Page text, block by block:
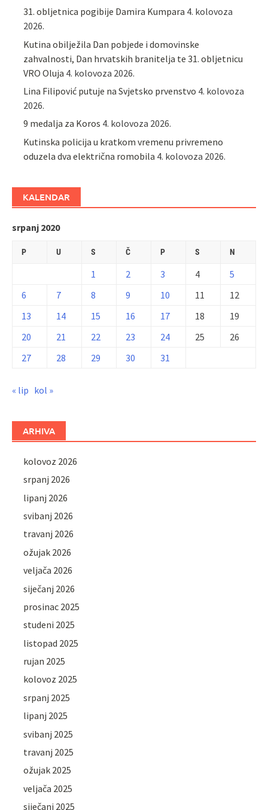
31. obljetnica pogibije Damira Kumpara 4. kolovoza
2026.
Kutina obilježila Dan pobjede i domovinske
zahvalnosti, Dan hrvatskih branitelja te 31. obljetnicu
VRO Oluja 4. kolovoza 2026.
Lina Filipović putuje na Svjetsko prvenstvo 4. kolovoza
2026.
9 medalja za Koros 4. kolovoza 2026.
Kutinska policija u kratkom vremenu privremeno
oduzela dva električna romobila 4. kolovoza 2026.
KALENDAR
srpanj 2020
P U S Č P S N
1 2 3 4
5
6
7 8 9 10 11
12
13
14 15 16 17 18
19
20
21 22 23 24 25
26
27
28 29 30 31
« lip kol »
ARHIVA
kolovoz 2026
srpanj 2026
lipanj 2026
svibanj 2026
travanj 2026
ožujak 2026
veljača 2026
siječanj 2026
prosinac 2025
studeni 2025
listopad 2025
rujan 2025
kolovoz 2025
srpanj 2025
lipanj 2025
svibanj 2025
travanj 2025
ožujak 2025
veljača 2025
siječanj 2025